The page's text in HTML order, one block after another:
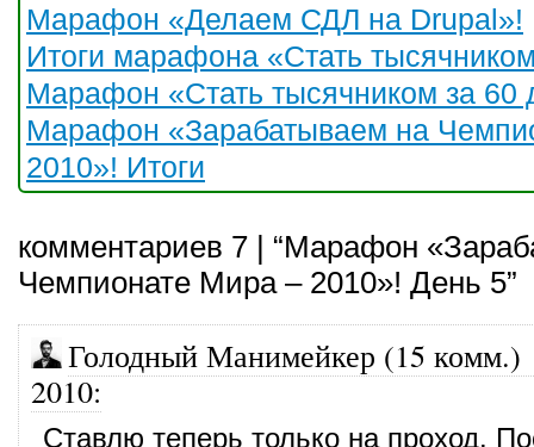
Марафон «Делаем СДЛ на Drupal»!
Итоги марафона «Стать
Марафон «Стать тысячником за 60
Марафон «Зарабатываем на
2010»! Итоги
комментариев 7 | “Марафон
Чемпионате Мира – 2010»! День 5”
Голодный Манимейкер (15 комм.)
2010:
Ставлю теперь только на проход.